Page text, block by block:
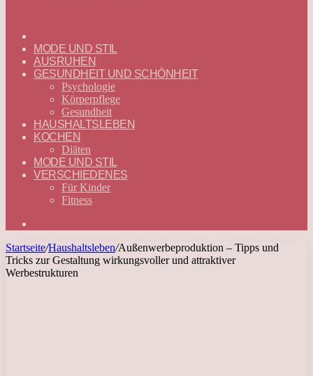
—
DEUTSCH
MODE UND STIL
AUSRUHEN
GESUNDHEIT UND SCHÖNHEIT
Psychologie
Körperpflege
Gesundheit
HAUSHALTSLEBEN
KOCHEN
Diäten
MODE UND STIL
VERSCHIEDENES
Für Kinder
Fitness
Startseite/Haushaltsleben/Außenwerbeproduktion – Tipps und
Tricks zur Gestaltung wirkungsvoller und attraktiver
Werbestrukturen